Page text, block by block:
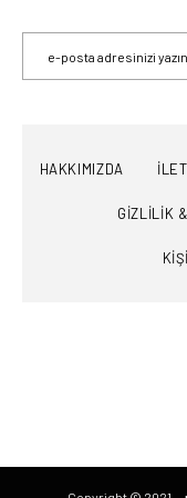
HAKKIMIZDA
GİZLİLİK